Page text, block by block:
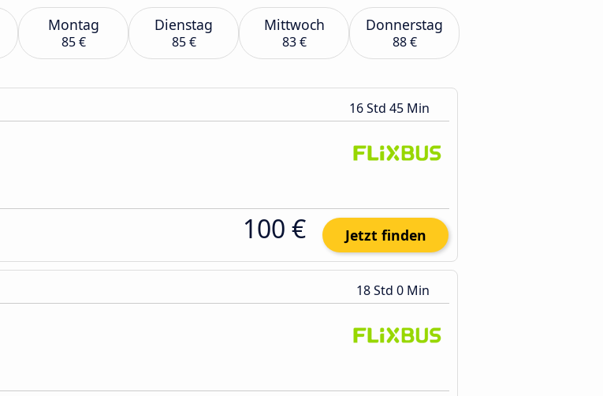
Montag
85 €
Dienstag
85 €
Mittwoch
83 €
Donnerstag
88 €
16 Std 45 Min
100 € Jetzt finden
18 Std 0 Min